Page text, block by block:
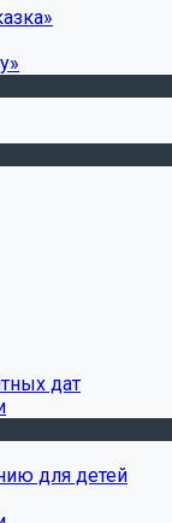
дат
для детей